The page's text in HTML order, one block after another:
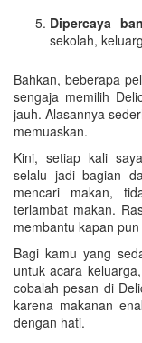
Dipercaya
sekolah,
Bahkan, beberapa
sengaja memilih
jauh. Alasannya
memuaskan.
Kini, setiap kali
selalu jadi bagian
mencari makan,
terlambat makan.
membantu kapan
Bagi kamu yang
untuk acara
cobalah pesan di
karena makanan
dengan hati.